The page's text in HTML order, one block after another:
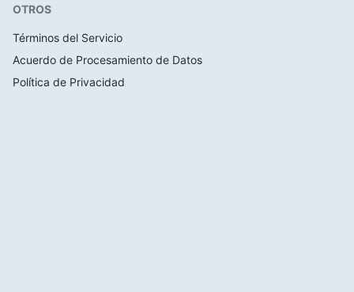
OTROS
Términos del Servicio
Acuerdo de Procesamiento de Datos
Política de Privacidad